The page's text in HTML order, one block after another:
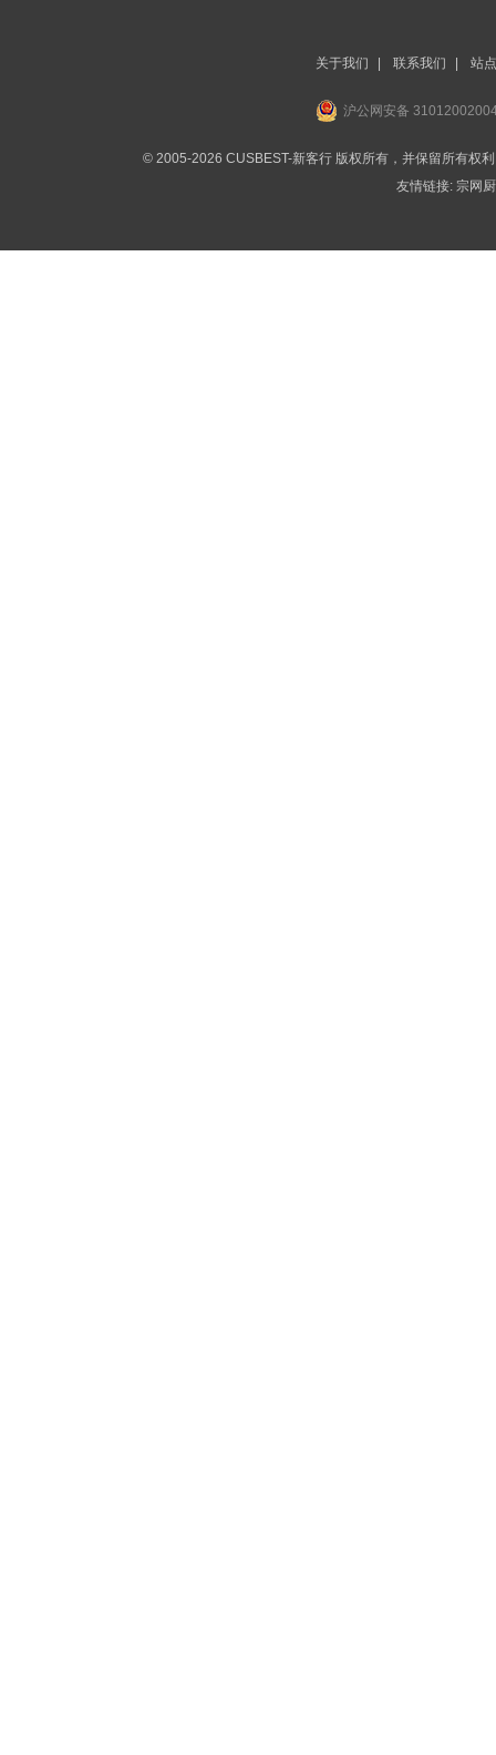
关于我们 联系我们 站
沪公网安备
© 2005-2026 CUSBEST-新客行 版权所有，并保留所有权
友情链接: 宗网